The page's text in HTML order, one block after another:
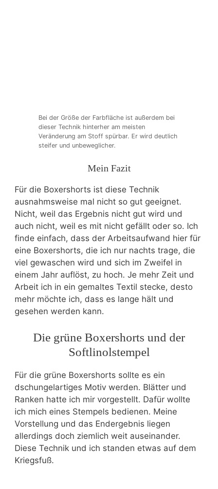
Bei der Größe der Farbfläche ist außerdem bei
dieser Technik hinterher am meisten
Veränderung am Stoff spürbar. Er wird deutlich
steifer und unbeweglicher.
Mein Fazit
Für die Boxershorts ist diese Technik
ausnahmsweise mal nicht so gut geeignet.
Nicht, weil das Ergebnis nicht gut wird und
auch nicht, weil es mit nicht gefällt oder so. Ich
finde einfach, dass der Arbeitsaufwand hier für
eine Boxershorts, die ich nur nachts trage, die
viel gewaschen wird und sich im Zweifel in
einem Jahr auflöst, zu hoch. Je mehr Zeit und
Arbeit ich in ein gemaltes Textil stecke, desto
mehr möchte ich, dass es lange hält und
gesehen werden kann.
Die grüne Boxershorts und der
Softlinolstempel
Für die grüne Boxershorts sollte es ein
dschungelartiges Motiv werden. Blätter und
Ranken hatte ich mir vorgestellt. Dafür wollte
ich mich eines Stempels bedienen. Meine
Vorstellung und das Endergebnis liegen
allerdings doch ziemlich weit auseinander.
Diese Technik und ich standen etwas auf dem
Kriegsfuß.